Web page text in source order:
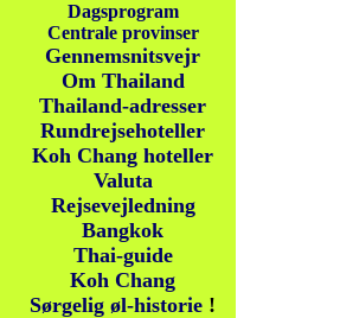
Dagsprogram
Centrale provinser
Gennemsnitsvejr
Om Thailand
Thailand-adresser
Rundrejsehoteller
Koh Chang hoteller
Valuta
Rejsevejledning
Bangkok
Thai-guide
Koh Chang
Sørgelig øl-historie !